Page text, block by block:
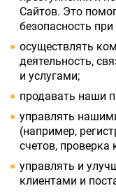
Сайтов. Это
безопасность
осуществлять
деятельность,
и услугами;
продавать наши
управлять
(например,
счетов, проверка
управлять и
клиентами и